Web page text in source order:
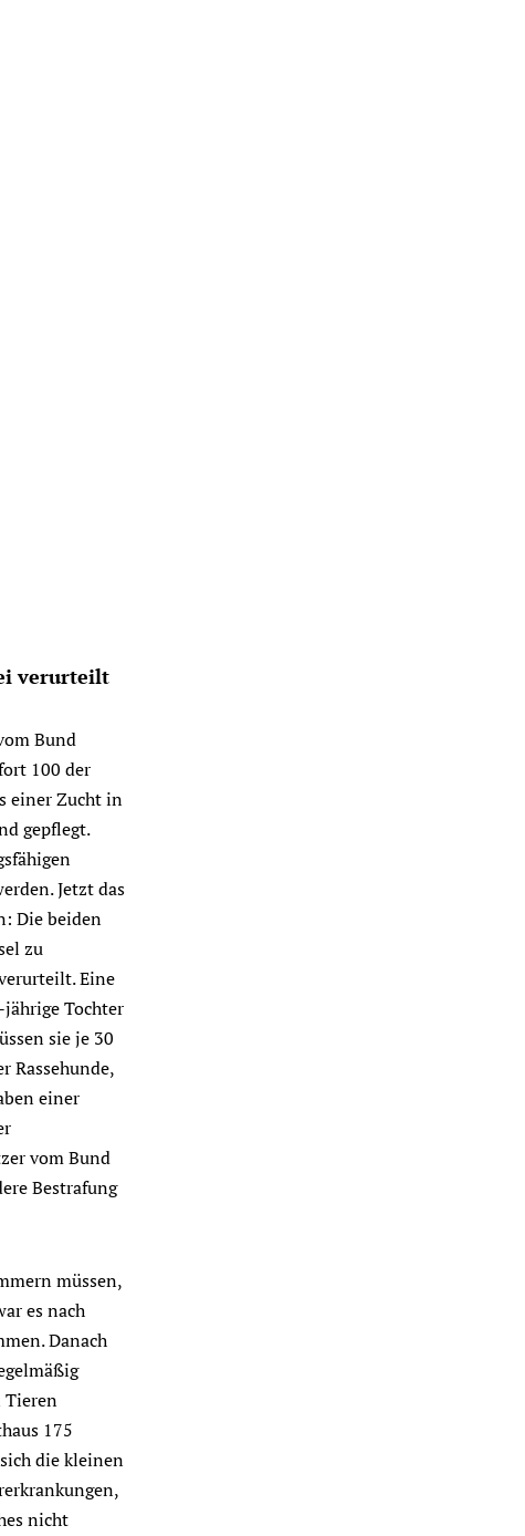
verurteilt
Bund
100 der
einer Zucht in
gepflegt.
Jetzt das
Die beiden
zu
Eine
Tochter
sie je 30
Rassehunde,
einer
vom Bund
Bestrafung
müssen,
es nach
Danach
Tieren
175
die kleinen
nicht